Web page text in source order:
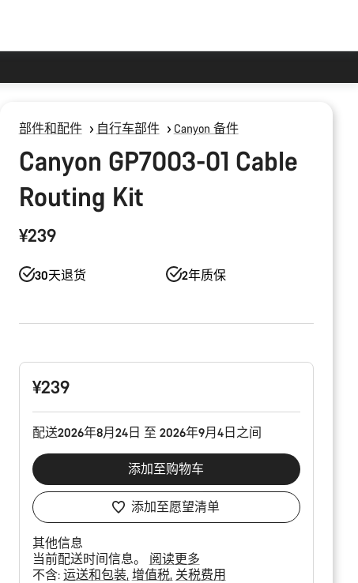
部件和配件 自行车部件 Canyon 备件
Canyon GP7003-01 Cable
Routing Kit
¥239
30天退货 2年质保
配
¥239
配送2026年8月24日 至 2026年9月4日之间
添加至购物车
添加至愿望清单
其他信息
当前配送时间信息。 阅读更多
不含: 运送和包装 增值税 关税费用